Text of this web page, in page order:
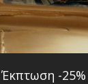
Έκπτωση -25%